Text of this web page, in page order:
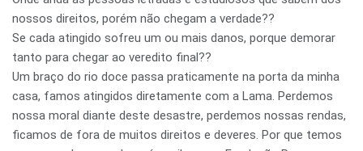
nossos direitos, porém não chegam a verdade??
Se cada atingido sofreu um ou mais danos, porque demorar
tanto para chegar ao veredito final??
Um braço do rio doce passa praticamente na porta da minha
casa, famos atingidos diretamente com a Lama. Perdemos
nossa moral diante deste desastre, perdemos nossas rendas,
ficamos de fora de muitos direitos e deveres. Por que temos